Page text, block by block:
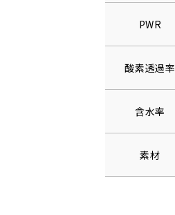
PWR
酸素透過率
含水率
素材